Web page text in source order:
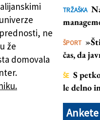
ne
že
domovala
TRŽAŠKA
ŠPORT
čas, da
ŠE S
le delno
Ankete